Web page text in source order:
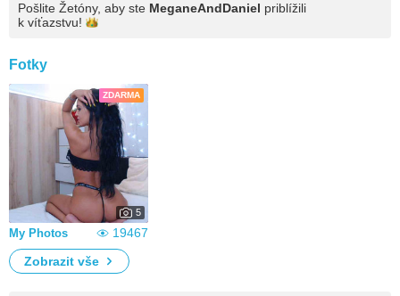
Pošlite Žetóny, aby ste MeganeAndDaniel priblížili
k víťazstvu!
Fotky
ZDARMA
5
My Photos
19467
Zobrazit vše